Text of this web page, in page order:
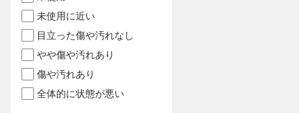
未使用に近い
目立った傷や汚れなし
やや傷や汚れあり
傷や汚れあり
全体的に状態が悪い